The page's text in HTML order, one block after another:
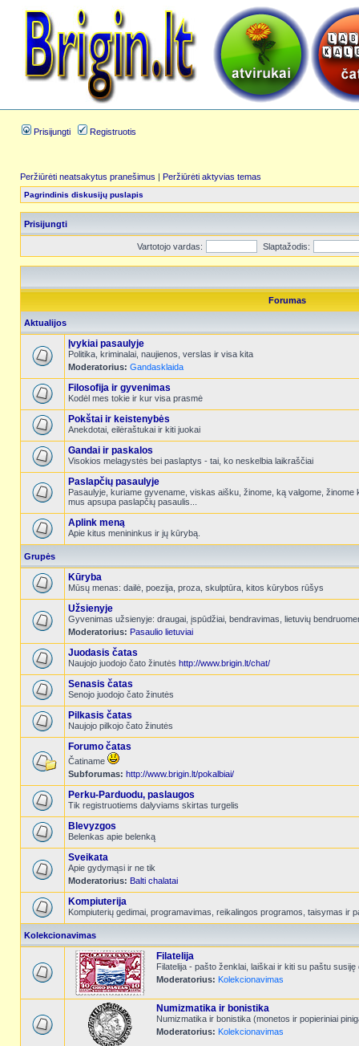
Prisijungti Registruotis
Peržiūrėti neatsakytus pranešimus | Peržiūrėti aktyvias temas
Pagrindinis diskusijų puslapis
Prisijungti
Vartotojo vardas: Slaptažodis:
Forumas
Aktualijos
Įvykiai pasaulyje
Politika, kriminalai, naujienos, verslas ir visa kita
Moderatorius: Gandasklaida
Filosofija ir gyvenimas
Kodėl mes tokie ir kur visa prasmė
Pokštai ir keistenybės
Anekdotai, eilėraštukai ir kiti juokai
Gandai ir paskalos
Visokios melagystės bei paslaptys - tai, ko neskelbia laikraščiai
Paslapčių pasaulyje
Pasaulyje, kuriame gyvename, viskas aišku, žinome, ką valgome, žinome
mus apsupa paslapčių pasaulis...
Aplink meną
Apie kitus menininkus ir jų kūrybą.
Grupės
Kūryba
Mūsų menas: dailė, poezija, proza, skulptūra, kitos kūrybos rūšys
Užsienyje
Gyvenimas užsienyje: draugai, įspūdžiai, bendravimas, lietuvių
Moderatorius: Pasaulio lietuviai
Juodasis čatas
Naujojo juodojo čato žinutės http://www.brigin.lt/chat/
Senasis čatas
Senojo juodojo čato žinutės
Pilkasis čatas
Naujojo pilkojo čato žinutės
Forumo čatas
Čatiname
Subforumas: http://www.brigin.lt/pokalbiai/
Perku-Parduodu, paslaugos
Tik registruotiems dalyviams skirtas turgelis
Blevyzgos
Belenkas apie belenką
Sveikata
Apie gydymąsi ir ne tik
Moderatorius: Balti chalatai
Kompiuterija
Kompiuterių gedimai, programavimas, reikalingos programos, taisymas ir
Kolekcionavimas
Filatelija
Filatelija - pašto ženklai, laiškai ir kiti su paštu susiję
Moderatorius: Kolekcionavimas
Numizmatika ir bonistika
Numizmatika ir bonistika (monetos ir popieriniai
Moderatorius: Kolekcionavimas